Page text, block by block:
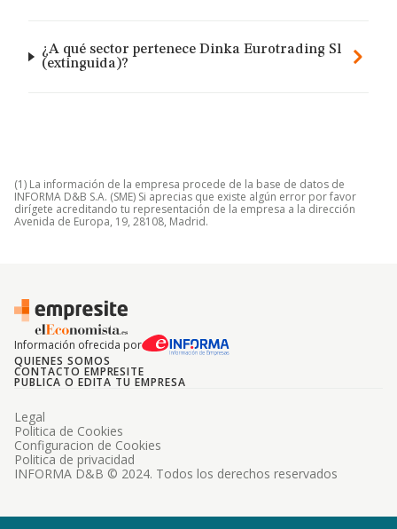
¿A qué sector pertenece Dinka Eurotrading Sl
(extinguida)?
(1) La información de la empresa procede de la base de datos de
INFORMA D&B S.A. (SME) Si aprecias que existe algún error por favor
dirígete acreditando tu representación de la empresa a la dirección
Avenida de Europa, 19, 28108, Madrid.
Información ofrecida por
QUIENES SOMOS
CONTACTO EMPRESITE
PUBLICA O EDITA TU EMPRESA
INFORMA D&B © 2024. Todos los derechos reservados
Legal
Politica de Cookies
Configuracion de Cookies
Politica de privacidad